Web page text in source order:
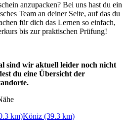
anzupacken? Bei uns hast du ein
Team an deiner Seite, auf das du
für dich das Lernen so einfach,
bis zur praktischen Prüfung!
sind wir aktuell leider noch nicht
du eine Übersicht der
km)Köniz (39.3 km)